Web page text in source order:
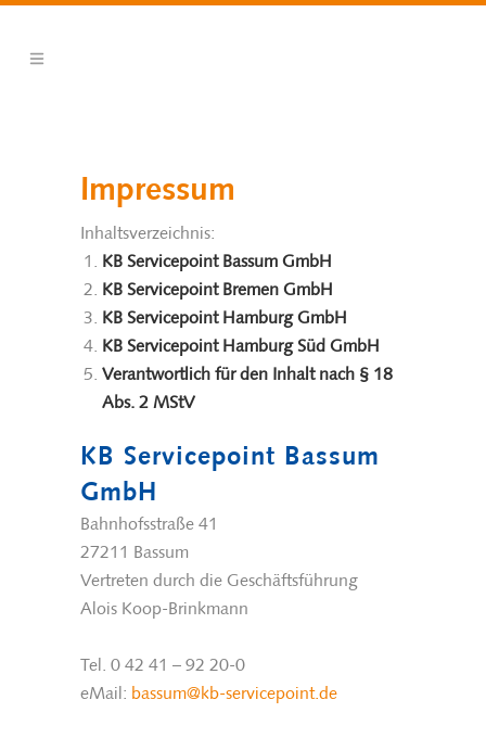
Impressum
Inhaltsverzeichnis:
KB Servicepoint Bassum GmbH
KB Servicepoint Bremen GmbH
KB Servicepoint Hamburg GmbH
KB Servicepoint Hamburg Süd GmbH
Verantwortlich für den Inhalt nach § 18
Abs. 2 MStV
KB Servicepoint Bassum
GmbH
Bahnhofsstraße 41
27211 Bassum
Vertreten durch die Geschäftsführung
Alois Koop-Brinkmann
Tel. 0 42 41 – 92 20-0
eMail: bassum@kb-servicepoint.de